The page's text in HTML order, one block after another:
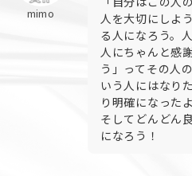
mimo
人を大切にしよ
る人になろう。
人にちゃんと感
う」ってその人
いう人にはなり
り明確になったよ
そしてどんどん
になろう！